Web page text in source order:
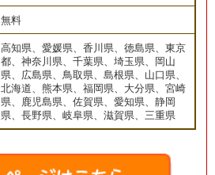
無料
高知県、愛媛県、香川県、徳島県、東京
都、神奈川県、千葉県、埼玉県、岡山
県、広島県、鳥取県、島根県、山口県、
北海道、熊本県、福岡県、大分県、宮崎
県、鹿児島県、佐賀県、愛知県、静岡
県、長野県、岐阜県、滋賀県、三重県